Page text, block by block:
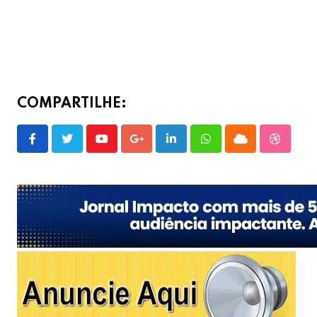
COMPARTILHE:
YoutubeGoogle+LinkedInWhatsappCloud